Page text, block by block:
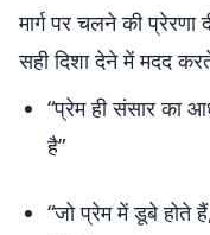
मार्ग पर चलने की
सही दिशा देने में मदद
“प्रेम ही संसार का
है”
“जो प्रेम में डूबे होते